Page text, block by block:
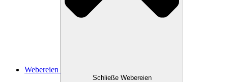
Webereien
Schließe Webereien